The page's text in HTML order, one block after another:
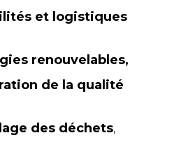
et logistiques
renouvelables,
de la qualité
des déchets,